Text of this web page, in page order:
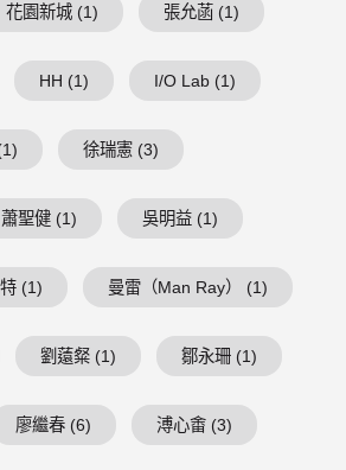
花園新城 (1) 張允菡 (1)
HH (1) I/O Lab (1)
徐瑞憲 (3)
蕭聖健 (1) 吳明益 (1)
(1) 曼雷（Man Ray） (1)
劉薳粲 (1) 鄒永珊 (1)
廖繼春 (6) 溥心畬 (3)